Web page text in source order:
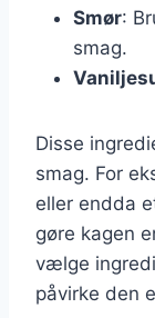
Smør:
smag.
Disse
smag. For
eller endda
gøre kagen
vælge
påvirke den